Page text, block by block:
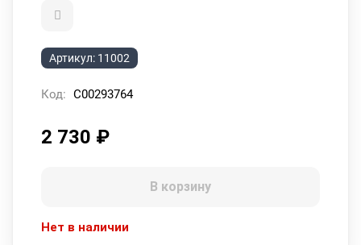
Артикул: 11002
Код: C00293764
2 730 ₽
В корзину
Нет в наличии